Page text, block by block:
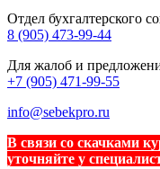
Отдел бухгалтерского
8 (905) 473-99-44
Для жалоб и
+7 (905) 471-99-55
info@sebekpro.ru
В связи со скачками
уточняйте у